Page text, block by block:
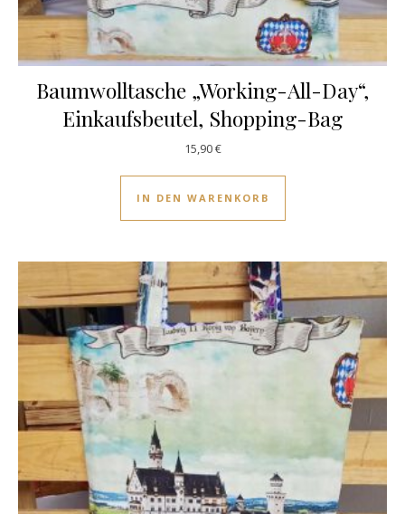
Baumwolltasche „Working-All-Day“,
Einkaufsbeutel, Shopping-Bag
15,90€
IN DEN WARENKORB